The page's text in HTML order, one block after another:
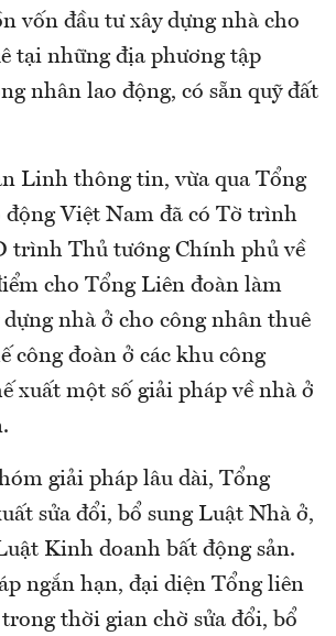
vốn đầu tư xây dựng nhà cho
tại những địa phương tập
nhân lao động, có sẵn quỹ đất
Linh thông tin, vừa qua Tổng
động Việt Nam đã có Tờ trình
trình Thủ tướng Chính phủ về
cho Tổng Liên đoàn làm
nhà ở cho công nhân thuê
công đoàn ở các khu công
xuất một số giải pháp về nhà ở
giải pháp lâu dài, Tổng
sửa đổi, bổ sung Luật Nhà ở,
Kinh doanh bất động sản.
ngắn hạn, đại diện Tổng liên
thời gian chờ sửa đổi, bổ